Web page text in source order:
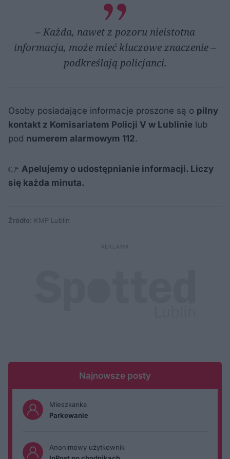
– Każda, nawet z pozoru nieistotna
informacja, może mieć kluczowe znaczenie –
podkreślają policjanci.
Osoby posiadające informacje proszone są o pilny
kontakt z Komisariatem Policji V w Lublinie lub
pod numerem alarmowym 112.
👉 Apelujemy o udostępnianie informacji. Liczy
się każda minuta.
Źródło: KMP Lublin
Najnowsze posty
Mieszkanka
Parkowanie
Anonimowy użytkownik